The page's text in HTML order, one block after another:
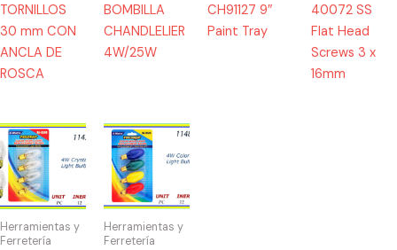
TORNILLOS
30 mm CON
ANCLA DE
ROSCA
BOMBILLA
CHANDLELIER
4W/25W
CH91127 9″
Paint Tray
40072 SS
Flat Head
Screws 3 x
16mm
Herramientas y
Ferretería
11471
-
NIGHT
LIGHTS
4W
(4)
Herramientas y
Ferretería
11489
NIGHT
LIGHT
COLORES
4W